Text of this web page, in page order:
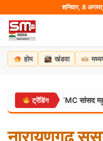
content
शनिवार, 8
होम खंडवा
ट्रेंडिंग
है?” TMC सांसद महुआ मोइत्रा